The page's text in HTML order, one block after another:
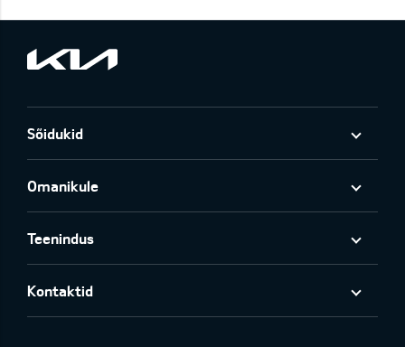
Sõidukid
Omanikule
Teenindus
Kontaktid